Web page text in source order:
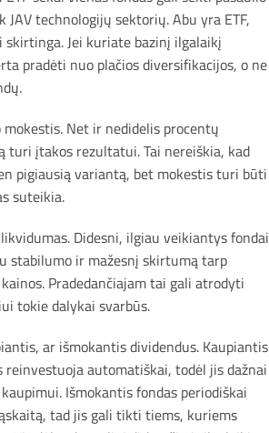
technologijų sektorių. Abu yra ETF,
Jei kuriate bazinį ilgalaikį
pradėti nuo plačios diversifikacijos, o ne
Net ir nedidelis procentų
turi įtakos rezultatui. Tai nereiškia, kad
pigiausią variantą, bet mokestis turi būti
suteikia.
Didesni, ilgiau veikiantys fondai
stabilumo ir mažesnį skirtumą tarp
Pradedančiajam tai gali atrodyti
tokie dalykai svarbūs.
ar išmokantis dividendus. Kaupiantis
reinvestuoja automatiškai, todėl jis dažnai
Išmokantis fondas periodiškai
tad jis gali tikti tiems, kuriems